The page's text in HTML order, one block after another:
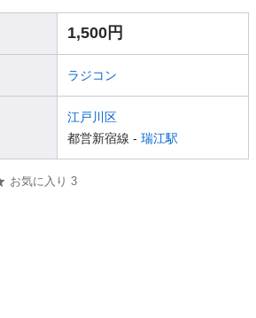
1,500円
ラジコン
江戸川区
都営新宿線 - 瑞江駅
お気に入り 3